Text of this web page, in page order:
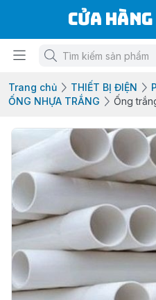
Cửa
Trang chủ THIẾT BỊ ĐIỆN
ỐNG NHỰA TRẮNG
Ống